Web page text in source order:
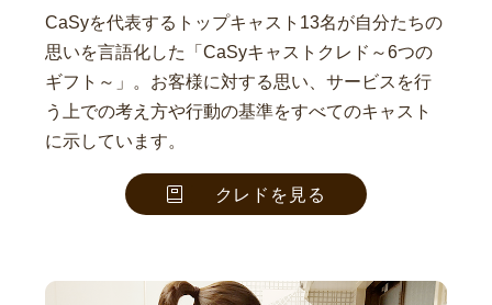
CaSyを代表するトップキャスト13名が自分たちの
思いを言語化した「CaSyキャストクレド～6つの
ギフト～」。お客様に対する思い、サービスを行
う上での考え方や行動の基準をすべてのキャスト
に示しています。
クレドを見る